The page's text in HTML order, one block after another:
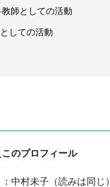
師としての活動
しての活動
のプロフィール
村未子（読みは同じ）